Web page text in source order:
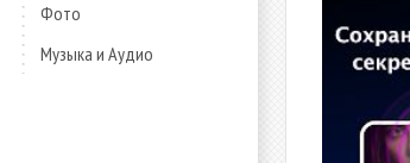
Фото
Музыка и Аудио